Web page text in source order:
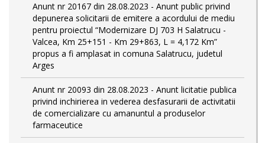
Anunt nr 20167 din 28.08.2023 - Anunt public privind
depunerea solicitarii de emitere a acordului de mediu
pentru proiectul “Modernizare DJ 703 H Salatrucu -
Valcea, Km 25+151 - Km 29+863, L = 4,172 Km”
propus a fi amplasat in comuna Salatrucu, judetul
Arges
Anunt nr 20093 din 28.08.2023 - Anunt licitatie publica
privind inchirierea in vederea desfasurarii de activitatii
de comercializare cu amanuntul a produselor
farmaceutice